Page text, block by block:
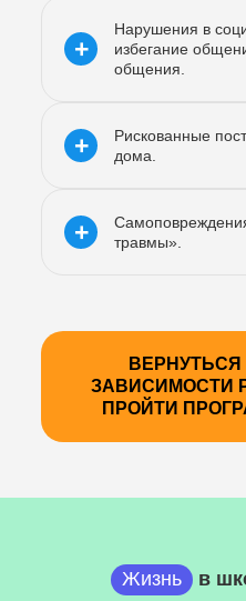
+
Нарушения в
избегание
общения.
+
Рискованные
дома.
+
травмы».
ЗАВИСИМОСТИ
ПРОЙТИ
Жизнь в